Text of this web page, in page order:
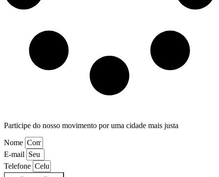
Participe do nosso movimento por uma cidade mais justa
Nome
E-mail
Telefone